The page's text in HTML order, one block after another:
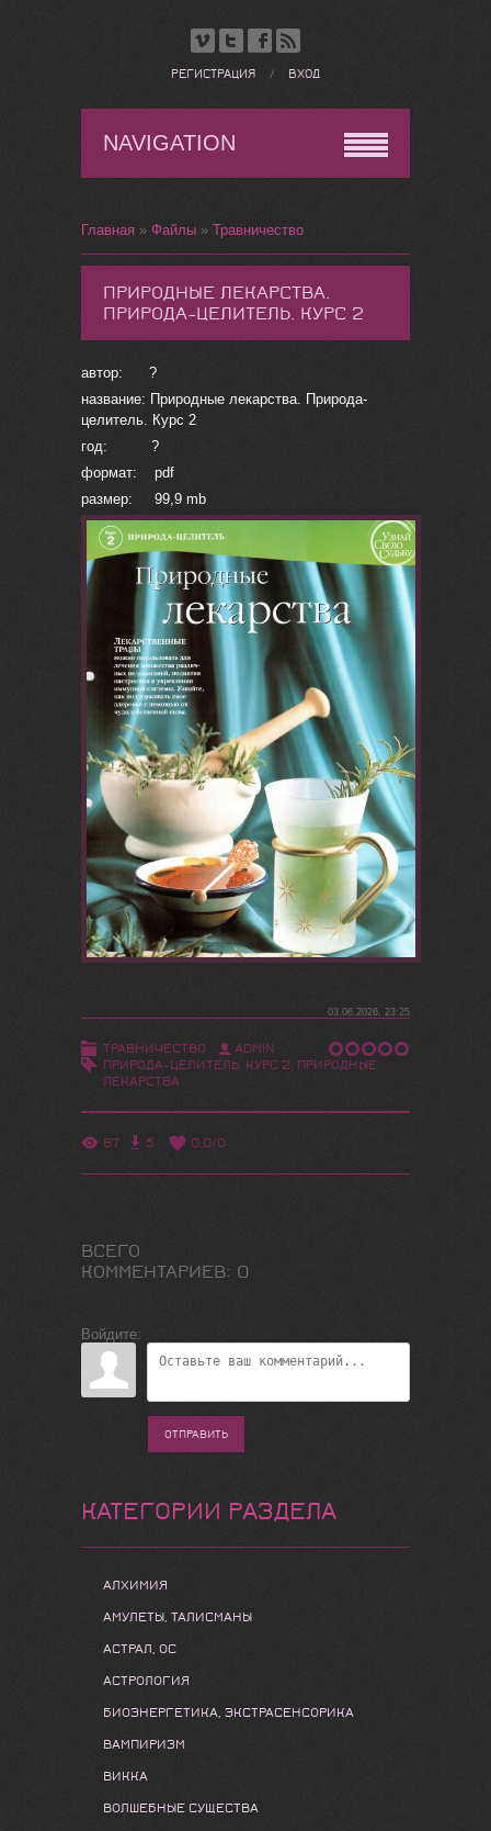
РЕГИСТРАЦИЯ / ВХОД
NAVIGATION
Главная » Файлы » Травничество
ПРИРОДНЫЕ ЛЕКАРСТВА.
ПРИРОДА-ЦЕЛИТЕЛЬ. КУРС 2
автор: ?
название: Природные лекарства. Природа-
целитель. Курс 2
год: ?
формат: pdf
размер: 99,9 mb
03.06.2026, 23:25
ТРАВНИЧЕСТВО
ADMIN
ПРИРОДА-ЦЕЛИТЕЛЬ, КУРС 2, ПРИРОДНЫЕ
ЛЕКАРСТВА
87 5 0.0/0
ВСЕГО
КОММЕНТАРИЕВ: 0
Войдите:
ОТПРАВИТЬ
КАТЕГОРИИ РАЗДЕЛА
АЛХИМИЯ
АМУЛЕТЫ, ТАЛИСМАНЫ
АСТРАЛ, ОС
АСТРОЛОГИЯ
БИОЭНЕРГЕТИКА, ЭКСТРАСЕНСОРИКА
ВАМПИРИЗМ
ВИККА
ВОЛШЕБНЫЕ СУЩЕСТВА